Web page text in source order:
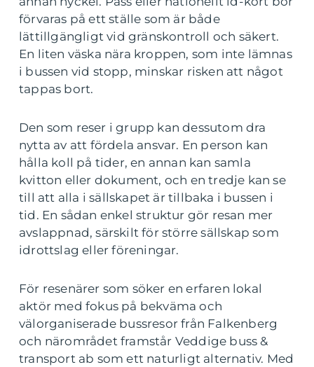
förvaras på ett ställe som är både
lättillgängligt vid gränskontroll och säkert.
En liten väska nära kroppen, som inte lämnas
i bussen vid stopp, minskar risken att något
tappas bort.
Den som reser i grupp kan dessutom dra
nytta av att fördela ansvar. En person kan
hålla koll på tider, en annan kan samla
kvitton eller dokument, och en tredje kan se
till att alla i sällskapet är tillbaka i bussen i
tid. En sådan enkel struktur gör resan mer
avslappnad, särskilt för större sällskap som
idrottslag eller föreningar.
För resenärer som söker en erfaren lokal
aktör med fokus på bekväma och
välorganiserade bussresor från Falkenberg
och närområdet framstår Veddige buss &
transport ab som ett naturligt alternativ. Med